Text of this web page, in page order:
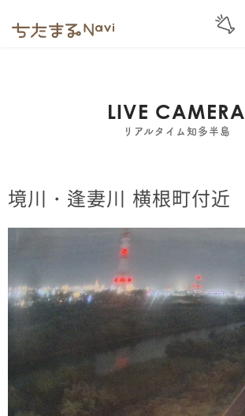
LIVE CAMERA
リアルタイム知多半島
境川・逢妻川 横根町付近